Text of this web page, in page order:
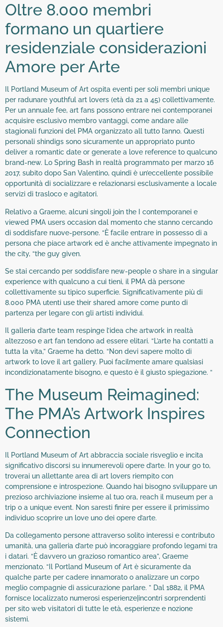
Oltre 8.000 membri
formano un quartiere
residenziale considerazioni
Amore per Arte
Il Portland Museum of Art ospita eventi per soli membri unique
per radunare youthful art lovers (età da 21 a 45) collettivamente.
Per un annuale fee, art fans possono entrare nei contemporanei
acquisire esclusivo membro vantaggi, come andare alle
stagionali funzioni del PMA organizzato all tutto l’anno. Questi
personali shindigs sono sicuramente un appropriato punto
deliver a romantic date or generate a love reference to qualcuno
brand-new. Lo Spring Bash in realtà programmato per marzo 16
2017, subito dopo San Valentino, quindi è un’eccellente possibile
opportunità di socializzare e relazionarsi esclusivamente a locale
servizi di trasloco e agitatori.
Relativo a Graeme, alcuni singoli join the I contemporanei e
viewed PMA users occasion dal momento che stanno cercando
di soddisfare nuove-persone. “È facile entrare in possesso di a
persona che piace artwork ed è anche attivamente impegnato in
the city, “the guy given.
Se stai cercando per soddisfare new-people o share in a singular
experience with qualcuno a cui tieni, il PMA dà persone
collettivamente su tipico superficie. Significativamente più di
8.000 PMA utenti use their shared amore come punto di
partenza per legare con gli artisti individui.
Il galleria d’arte team respinge l’idea che artwork in realtà
altezzoso e art fan tendono ad essere elitari. “L’arte ha contatti a
tutta la vita,” Graeme ha detto. “Non devi sapere molto di
artwork to love il art gallery. Puoi facilmente amare qualsiasi
incondizionatamente bisogno, e questo è il giusto spiegazione. “
The Museum Reimagined:
The PMA’s Artwork Inspires
Connection
Il Portland Museum of Art abbraccia sociale risveglio e incita
significativo discorsi su innumerevoli opere d’arte. In your go to,
troverai un allettante area di art lovers riempito con
comprensione e introspezione. Quando hai bisogno sviluppare un
prezioso archiviazione insieme al tuo ora, reach il museum per a
trip o a unique event. Non saresti finire per essere il primissimo
individuo scoprire un love uno dei opere d’arte.
Da collegamento persone attraverso solito interessi e contributo
umanità, una galleria d’arte può incoraggiare profondo legami tra
i datari. “È davvero un grazioso romantico area”, Graeme
menzionato. “Il Portland Museum of Art è sicuramente da
qualche parte per cadere innamorato o analizzare un corpo
meglio compagnie di assicurazione parlare. ” Dal 1882, il PMA
fornisce localizzato numerosi esperienze|incontri sorprendenti
per sito web visitatori di tutte le età, esperienze e nozione
sistemi.